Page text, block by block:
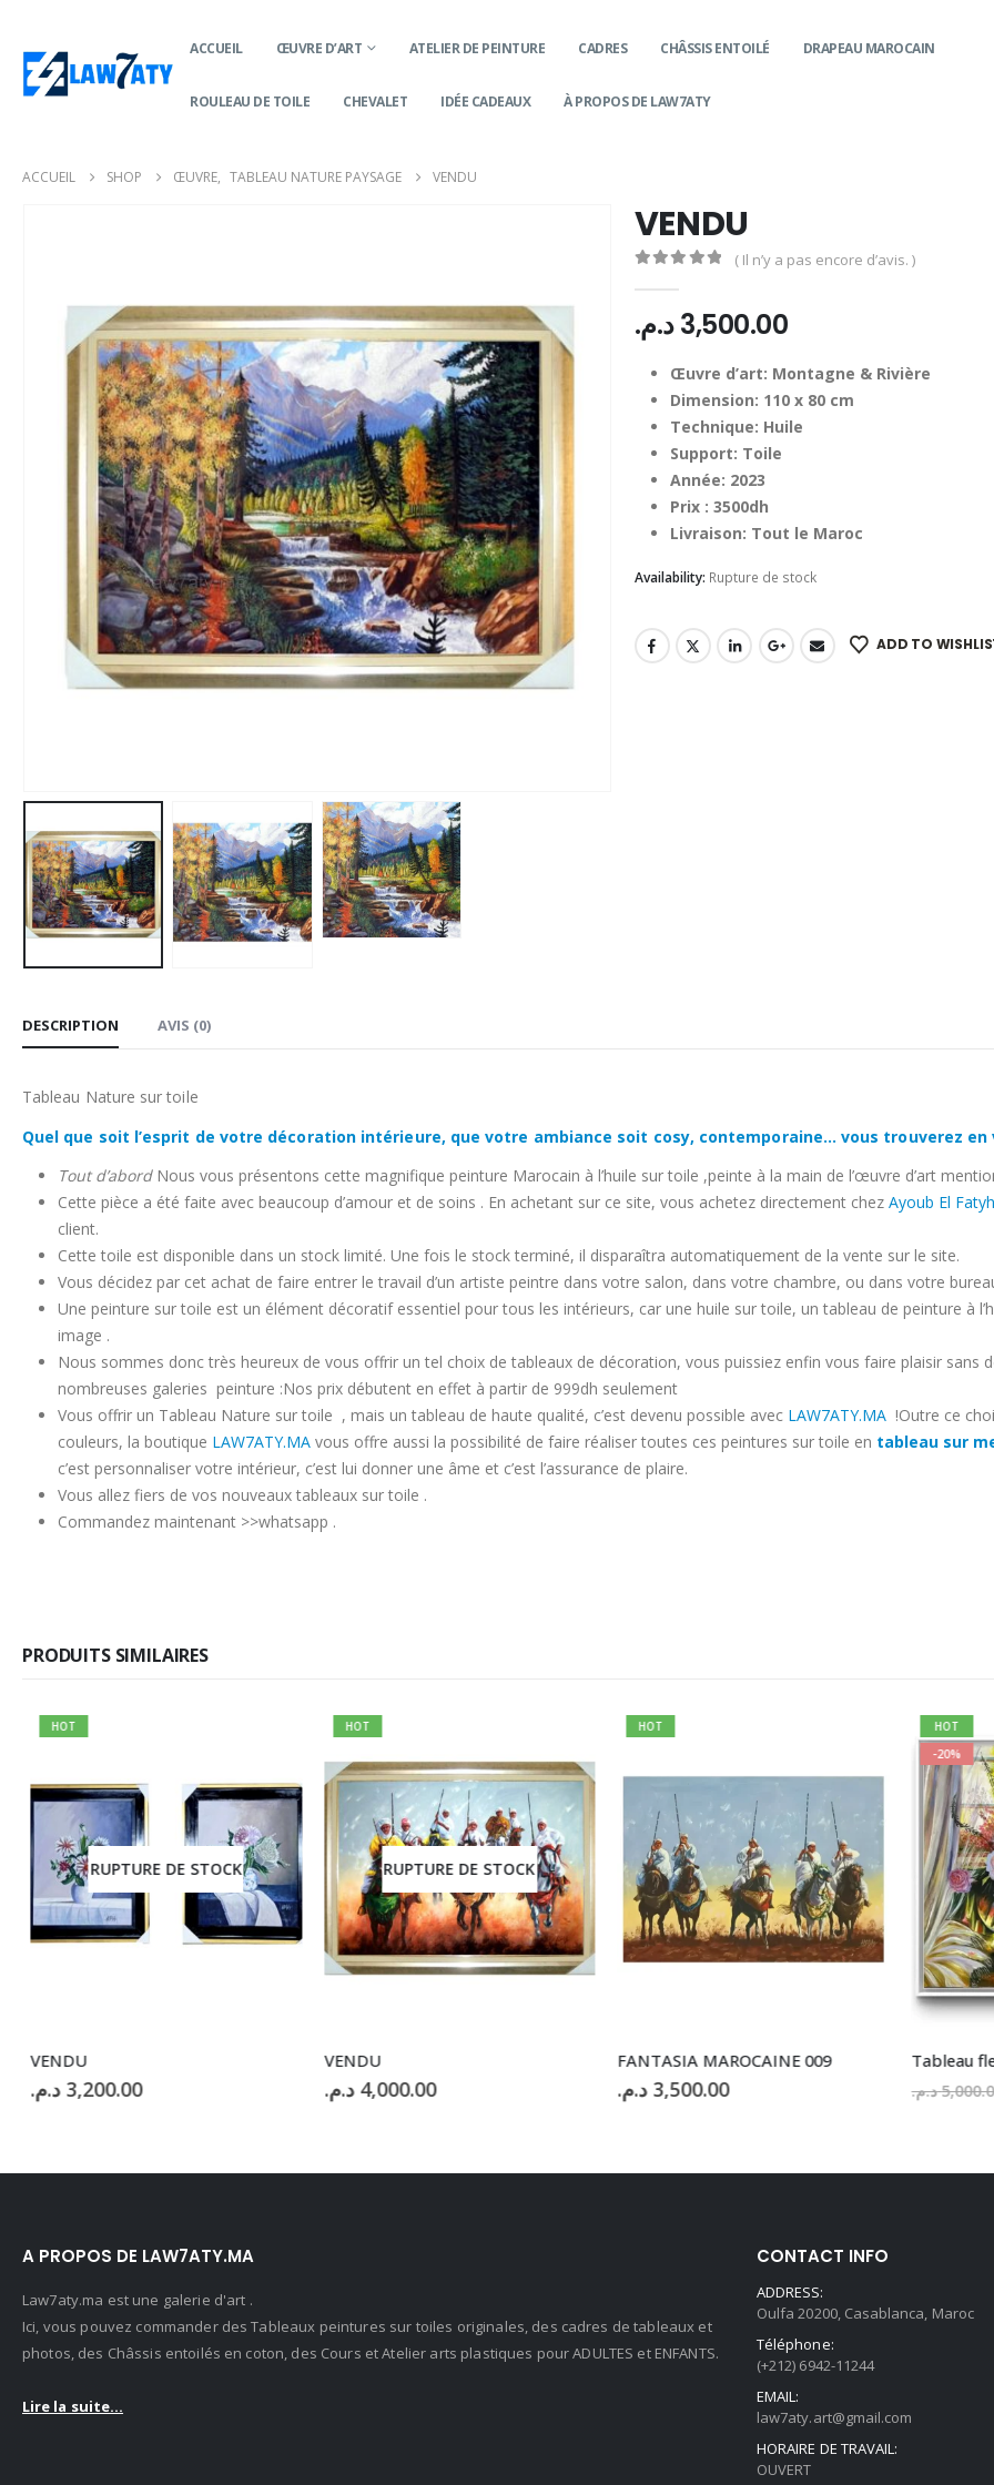
ACCUEIL ŒUVRE D’ART ATELIER DE PEINTURE CADRES CHÂSSIS ENTOILÉ DRAPEAU MAROCAIN
ROULEAU DE TOILE CHEVALET IDÉE CADEAUX À PROPOS DE LAW7ATY
ACCUEIL SHOP ŒUVRE, TABLEAU NATURE PAYSAGE VENDU
VENDU
( Il n’y a pas encore d’avis. )
3,500.00د.م.
Œuvre d’art: Montagne & Rivière
Dimension: 110 x 80 cm
Technique: Huile
Support: Toile
Année: 2023
Prix : 3500dh
Livraison: Tout le Maroc
Availability: Rupture de stock
ADD TO
DESCRIPTION AVIS (0)
Tableau Nature sur toile
Quel que soit l’esprit de votre décoration intérieure, que votre ambiance soit cosy, contemporaine… vous trouverez
Tout d’abord Nous vous présentons cette magnifique peinture Marocain à l’huile sur toile ,peinte à la main de l’œuvre d’art
Cette pièce a été faite avec beaucoup d’amour et de soins . En achetant sur ce site, vous achetez directement chez Ayoub El
client.
Cette toile est disponible dans un stock limité. Une fois le stock terminé, il disparaîtra automatiquement de la vente sur le site.
Vous décidez par cet achat de faire entrer le travail d’un artiste peintre dans votre salon, dans votre chambre, ou dans votre
Une peinture sur toile est un élément décoratif essentiel pour tous les intérieurs, car une huile sur toile, un tableau de peinture à
image .
Nous sommes donc très heureux de vous offrir un tel choix de tableaux de décoration, vous puissiez enfin vous faire plaisir sans
nombreuses galeries peinture :Nos prix débutent en effet à partir de 999dh seulement
Vous offrir un Tableau Nature sur toile , mais un tableau de haute qualité, c’est devenu possible avec LAW7ATY.MA !Outre ce
couleurs, la boutique LAW7ATY.MA vous offre aussi la possibilité de faire réaliser toutes ces peintures sur toile en tableau sur
c’est personnaliser votre intérieur, c’est lui donner une âme et c’est l’assurance de plaire.
Vous allez fiers de vos nouveaux tableaux sur toile .
Commandez maintenant >>whatsapp .
PRODUITS SIMILAIRES
HOT
RUPTURE DE STOCK
VENDU
3,200.00 د.م.
HOT
RUPTURE DE STOCK
VENDU
4,000.00 د.م.
HOT
FANTASIA MAROCAINE 009
3,500.00 د.م.
HOT
-20%
Tableau
د.م.
A PROPOS DE LAW7ATY.MA
Law7aty.ma est une galerie d'art .
Ici, vous pouvez commander des Tableaux peintures sur toiles originales, des cadres de tableaux et
photos, des Châssis entoilés en coton, des Cours et Atelier arts plastiques pour ADULTES et ENFANTS.
Lire la suite...
CONTACT INFO
ADDRESS:
Oulfa 20200, Casablanca, Maroc
Téléphone:
(+212) 6942-11244
EMAIL:
law7aty.art@gmail.com
HORAIRE DE TRAVAIL:
OUVERT